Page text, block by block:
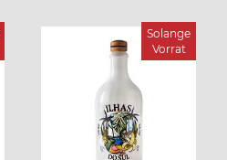
Solange
Vorrat